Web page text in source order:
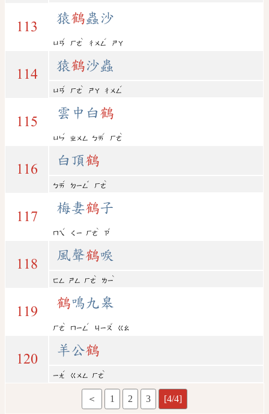
113
猿鶴蟲沙
ㄩㄢ
ˊ
ㄏㄜ
ˋ
ㄔㄨㄥ
ˊ
ㄕㄚ
114
猿鶴沙蟲
ㄩㄢ
ˊ
ㄏㄜ
ˋ
ㄕㄚ ㄔㄨㄥ
ˊ
115
雲中白鶴
ㄩㄣ
ˊ
ㄓㄨㄥ ㄅㄞ
ˊ
ㄏㄜ
ˋ
116
白頂鶴
ㄅㄞ
ˊ
ㄉㄧㄥ
ˇ
ㄏㄜ
ˋ
117
梅妻鶴子
ㄇㄟ
ˊ
ㄑㄧ ㄏㄜ
ˋ
ㄗ
ˇ
118
風聲鶴唳
ㄈㄥ ㄕㄥ ㄏㄜ
ˋ
ㄌㄧ
ˋ
119
鶴鳴九皋
ㄏㄜ
ˋ
ㄇㄧㄥ
ˊ
ㄐㄧㄡ
ˇ
ㄍㄠ
120
羊公鶴
ㄧㄤ
ˊ
ㄍㄨㄥ ㄏㄜ
ˋ
＜ 1 2 3 [4/4]